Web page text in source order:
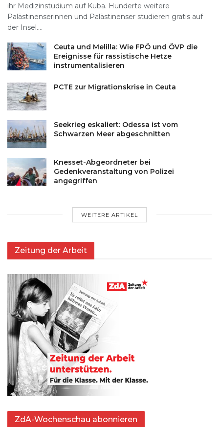
ihr Medizinstudium auf Kuba. Hunderte weitere
Palästinenserinnen und Palästinenser studieren gratis auf
der Insel....
Ceuta und Melilla: Wie FPÖ und ÖVP die
Ereignisse für rassistische Hetze
instrumentalisieren
PCTE zur Migrationskrise in Ceuta
Seekrieg eskaliert: Odessa ist vom
Schwarzen Meer abgeschnitten
Knesset-Abgeordneter bei
Gedenkveranstaltung von Polizei
angegriffen
WEITERE ARTIKEL
Zeitung der Arbeit
ZdA-Wochenschau abonnieren